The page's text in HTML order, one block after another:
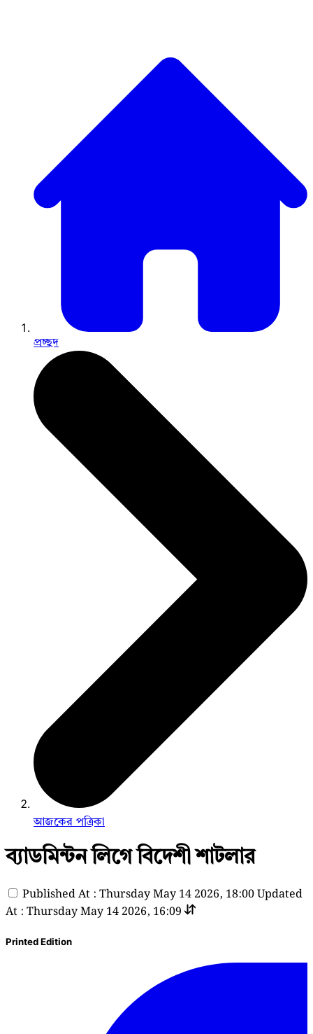
প্রচ্ছদ
আজকের পত্রিকা
ব্যাডমিন্টন লিগে বিদেশী শাটলার
Published At : Thursday May 14 2026, 18:00Updated
At : Thursday May 14 2026, 16:09
Printed Edition